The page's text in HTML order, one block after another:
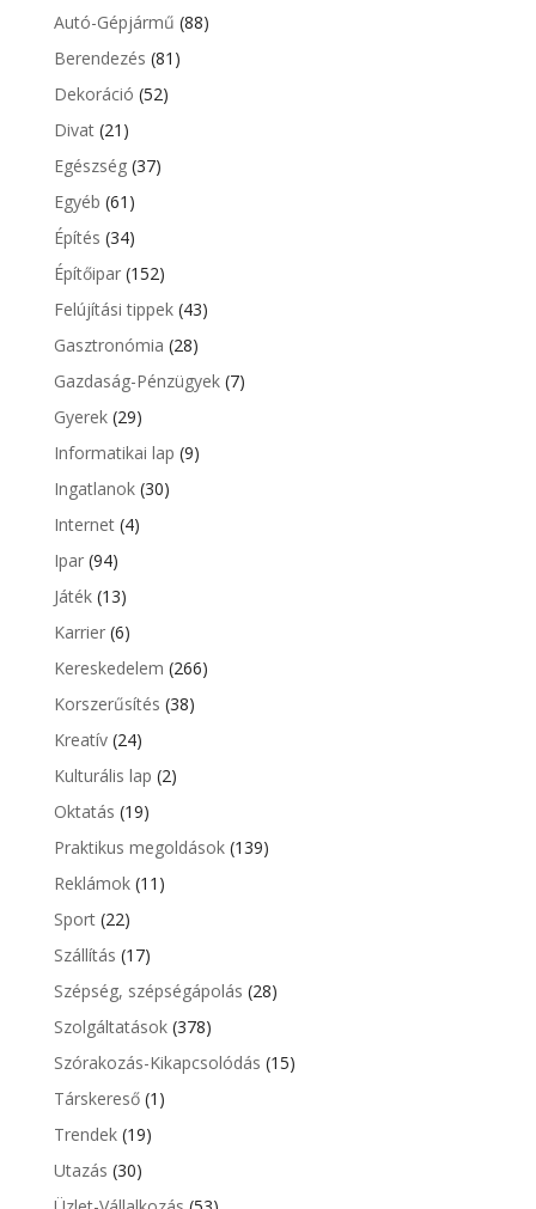
Autó-Gépjármű (88)
Berendezés (81)
Dekoráció (52)
Divat(21)
Egészség(37)
Egyéb (61)
Építés (34)
Építőipar(152)
Felújítási tippek(43)
Gasztronómia (28)
Gazdaság-Pénzügyek(7)
Gyerek(29)
Informatikai lap (9)
Ingatlanok(30)
Internet(4)
Ipar(94)
Játék(13)
Karrier(6)
Kereskedelem (266)
Korszerűsítés (38)
Kreatív(24)
Kulturális lap (2)
Oktatás (19)
Praktikus megoldások(139)
Reklámok(11)
Sport(22)
Szállítás (17)
Szépség, szépségápolás (28)
Szolgáltatások(378)
Szórakozás-Kikapcsolódás (15)
Társkereső(1)
Trendek(19)
Utazás (30)